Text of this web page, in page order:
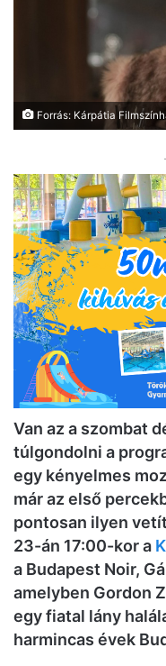
Forrás: Kárpátia
Van az a szombat
túlgondolni a
egy kényelmes
már az első
pontosan ilyen
23-án 17:00-kor a
a Budapest Noir,
amelyben Gordon
egy fiatal lány
harmincas évek